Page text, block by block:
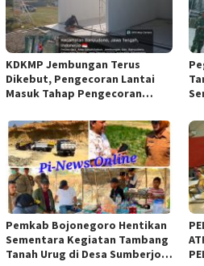
KDKMP Jembungan Terus
Dikebut, Pengecoran Lantai
Masuk Tahap Pengecoran
Pemkab Bojonegoro Hentikan
Sementara Kegiatan Tambang
Tanah Urug di Desa Sumberjo